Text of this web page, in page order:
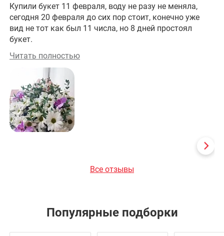
Все отзывы
Купили букет 11 февраля, воду не разу не меняла,
сегодня 20 февраля до сих пор стоит, конечно уже
вид не тот как был 11 числа, но 8 дней простоял
букет.
Читать полностью
Популярные подборки